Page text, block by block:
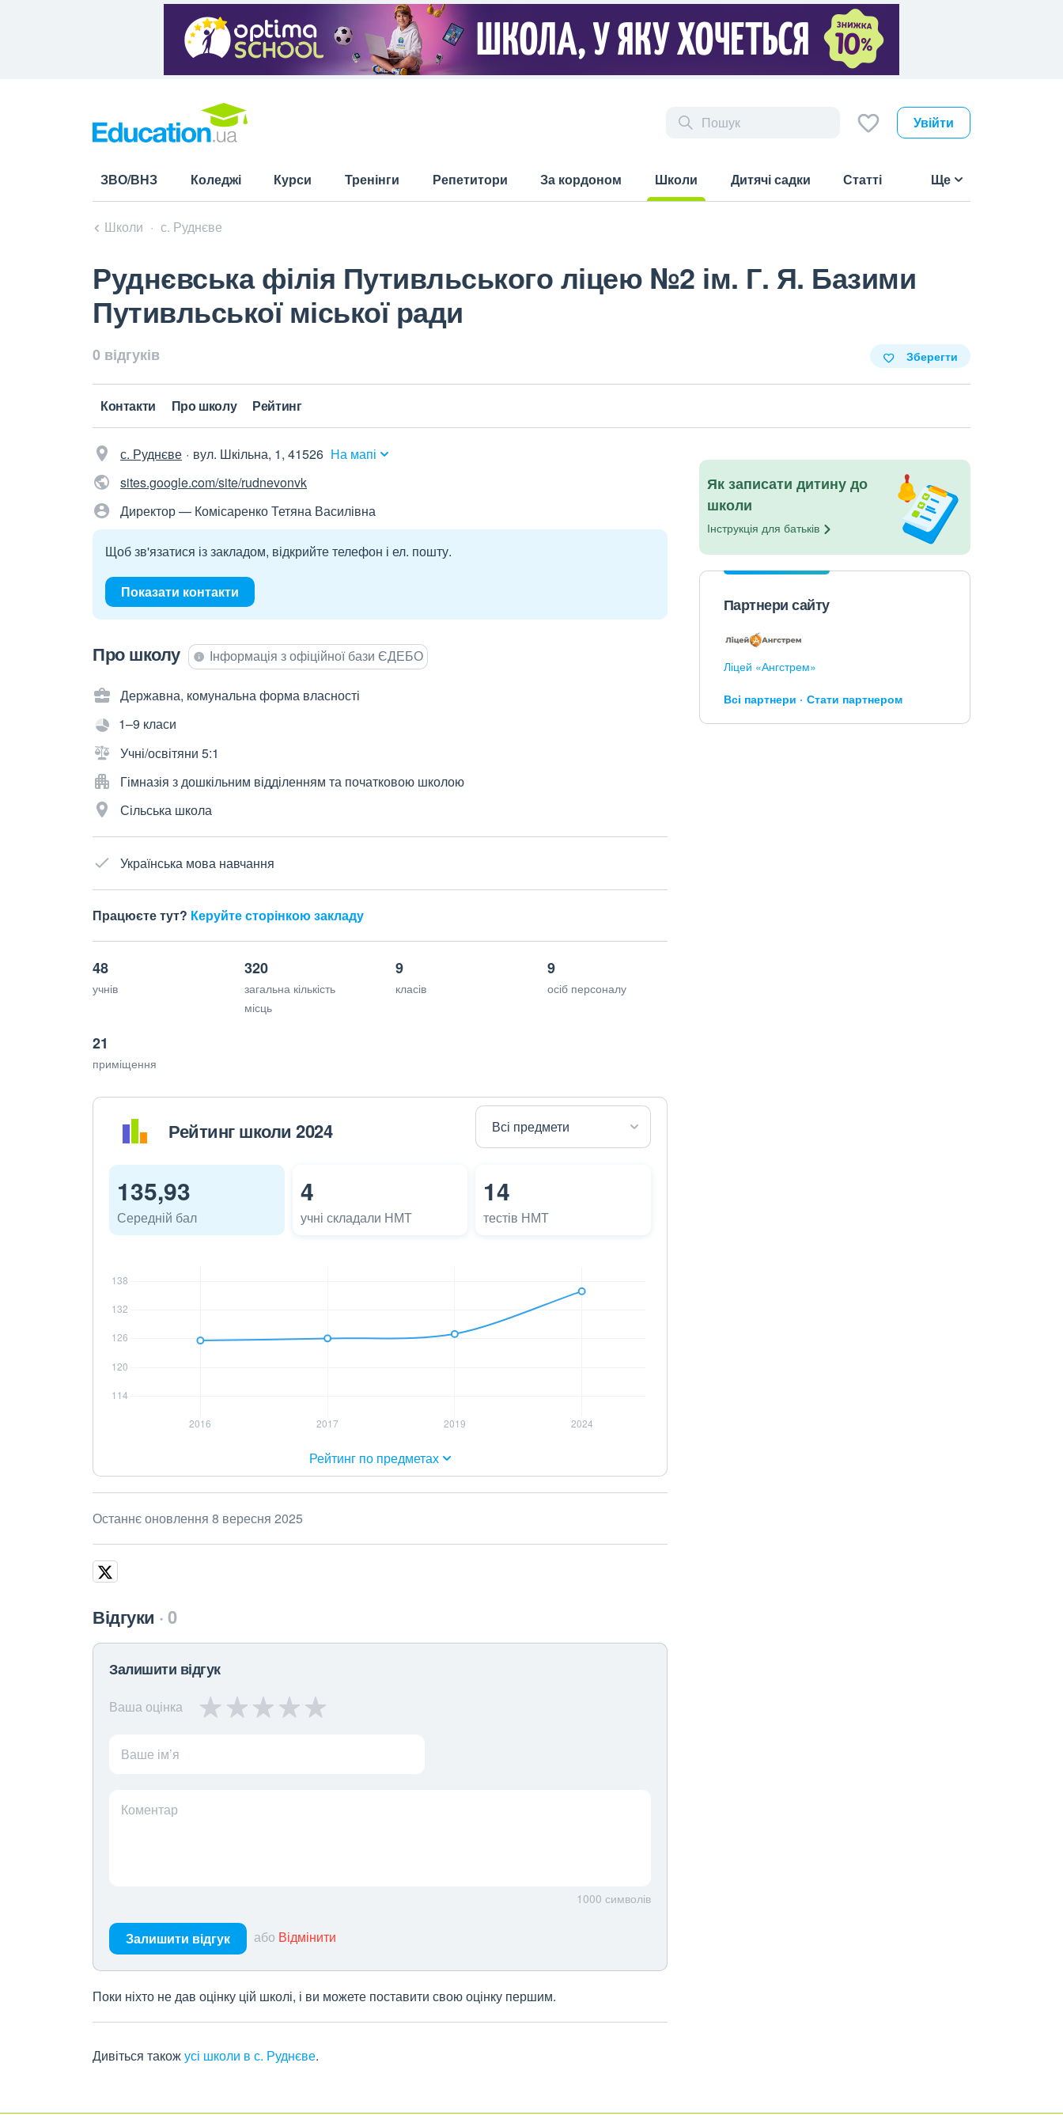
Увійти
ЗВО/ВНЗ Коледжі Курси Тренінги Репетитори За кордоном
Школи
Дитячі садки Статті Ще
Школи с. Руднєве
Руднєвська філія Путивльського ліцею №2 ім. Г. Я. Базими
Путивльської міської ради
0 відгуків Зберегти
Контакти Про школу Рейтинг
с. Руднєве вул. Шкільна, 1, 41526 На мапі
sites.google.com/site/rudnevonvk
Директор — Комісаренко Тетяна Василівна
Щоб зв'язатися із закладом, відкрийте телефон і ел. пошту.
Показати контакти
Про школу Інформація з офіційної бази ЄДЕБО
Державна, комунальна форма власності
1–9 класи
Учні/освітяни 5:1
Гімназія з дошкільним відділенням та початковою школою
Сільська школа
Українська мова навчання
Працюєте тут? Керуйте сторінкою закладу
48
учнів
320
загальна кількість
місць
9
класів
9
осіб персоналу
21
приміщення
Рейтинг школи 2024
135,93
Середній бал
4
учні складали НМТ
14
тестів НМТ
Рейтинг по предметах
Останнє оновлення 8 вересня 2025
Відгуки 0
Залишити відгук
Ваша оцінка
Ваше ім’я
Коментар
1000 символів
Залишити відгук або Відмінити
Поки ніхто не дав оцінку цій школі, і ви можете поставити свою оцінку першим.
Дивіться такожусі школи в с. Руднєве.
Як записати дитину до
школи
Інструкція для батьків
Партнери сайту
Ліцей «Ангстрем»
Всі партнери Стати партнером